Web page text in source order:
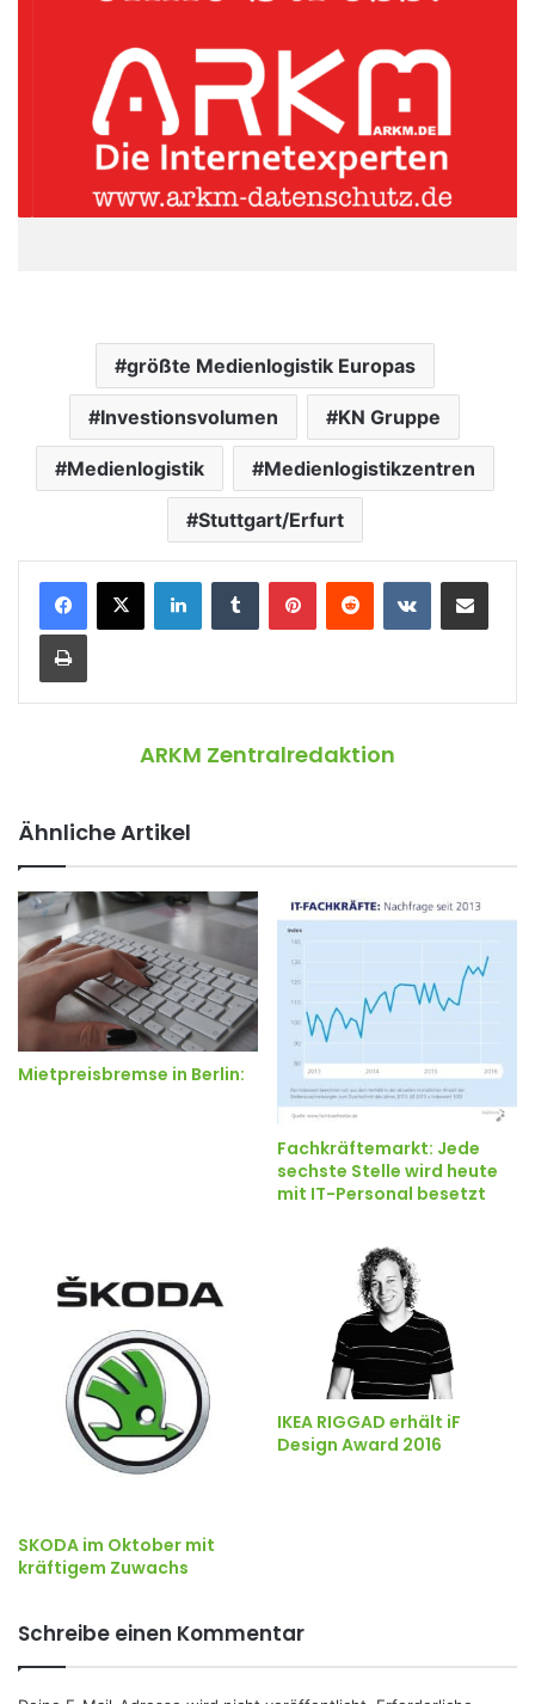
größte Medienlogistik Europas
Investionsvolumen KN Gruppe
Medienlogistik Medienlogistikzentren
Stuttgart/Erfurt
ARKM Zentralredaktion
Ähnliche Artikel
Mietpreisbremse in Berlin:
Fachkräftemarkt: Jede
sechste Stelle wird heute
mit IT-Personal besetzt
SKODA im Oktober mit
kräftigem Zuwachs
IKEA RIGGAD erhält iF
Design Award 2016
Schreibe einen Kommentar